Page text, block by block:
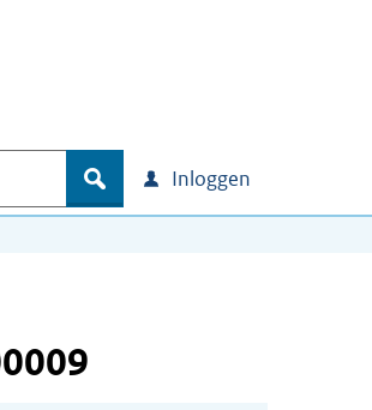
zoek Inloggen